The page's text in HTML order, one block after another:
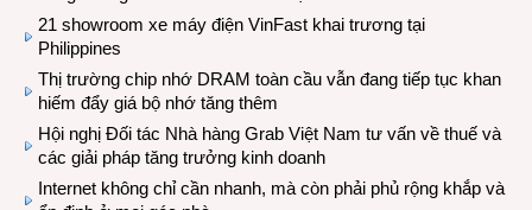
21 showroom xe máy điện VinFast khai trương tại
Philippines
Thị trường chip nhớ DRAM toàn cầu vẫn đang tiếp tục khan
hiếm đẩy giá bộ nhớ tăng thêm
Hội nghị Đối tác Nhà hàng Grab Việt Nam tư vấn về thuế và
các giải pháp tăng trưởng kinh doanh
Internet không chỉ cần nhanh, mà còn phải phủ rộng khắp và